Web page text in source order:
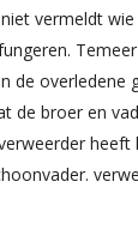
vermeldt
de overledene
de broer en